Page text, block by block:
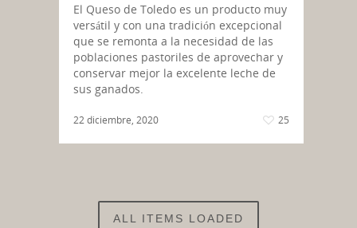
El Queso de Toledo es un producto muy
versátil y con una tradición excepcional
que se remonta a la necesidad de las
poblaciones pastoriles de aprovechar y
conservar mejor la excelente leche de
sus ganados.
22 diciembre, 2020 25
ALL ITEMS LOADED